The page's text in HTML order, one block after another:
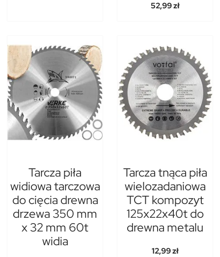
52,99 zł
Tarcza piła
widiowa tarczowa
do cięcia drewna
drzewa 350 mm
x 32 mm 60t
widia
Tarcza tnąca piła
wielozadaniowa
TCT kompozyt
125x22x40t do
drewna metalu
12,99 zł